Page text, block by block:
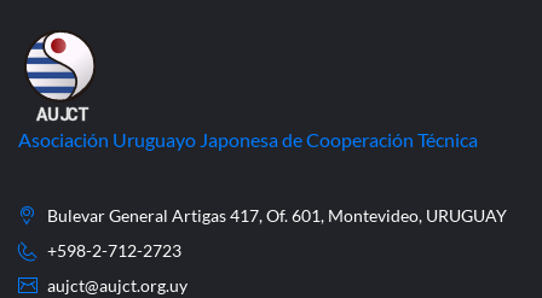
Asociación Uruguayo Japonesa de Cooperación Técnica
Bulevar General Artigas 417, Of. 601, Montevideo, URUGUAY
+598-2-712-2723
aujct@aujct.org.uy